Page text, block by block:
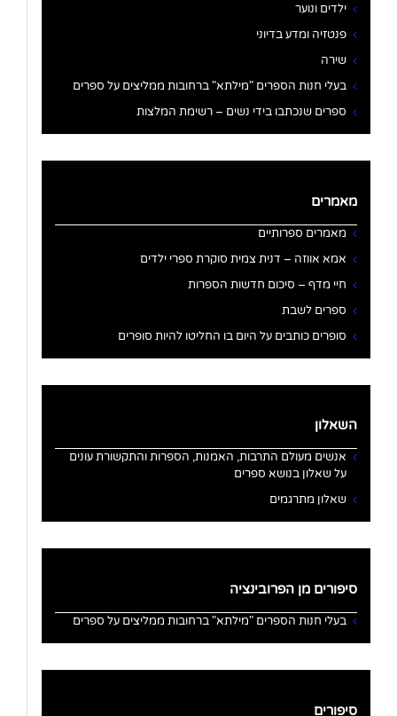
ילדים ונוער
פנטזיה ומדע בדיוני
שירה
בעלי חנות הספרים "מילתא" ברחובות ממליצים על ספרים
ספרים שנכתבו בידי נשים – רשימת המלצות
מאמרים
מאמרים ספרותיים
אמא אווזה – דנית צמית סוקרת ספרי ילדים
חיי מדף – סיכום חדשות הספרות
ספרים לשבת
סופרים כותבים על היום בו החליטו להיות סופרים
השאלון
אנשים מעולם התרבות, האמנות, הספרות והתקשורת עונים
על שאלון בנושא ספרים
שאלון מתרגמים
סיפורים מן הפרובינציה
בעלי חנות הספרים "מילתא" ברחובות ממליצים על ספרים
סיפורים